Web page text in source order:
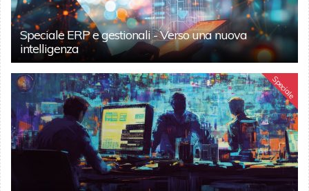
Speciale ERP e gestionali - Verso una nuova
intelligenza
Speciale